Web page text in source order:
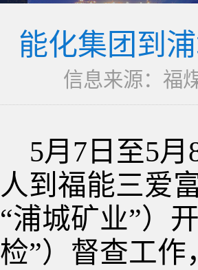
能化集团到
信息来源：福
5月7日至5
人到 福能三爱
“浦城矿业”）
检”） 督查工作